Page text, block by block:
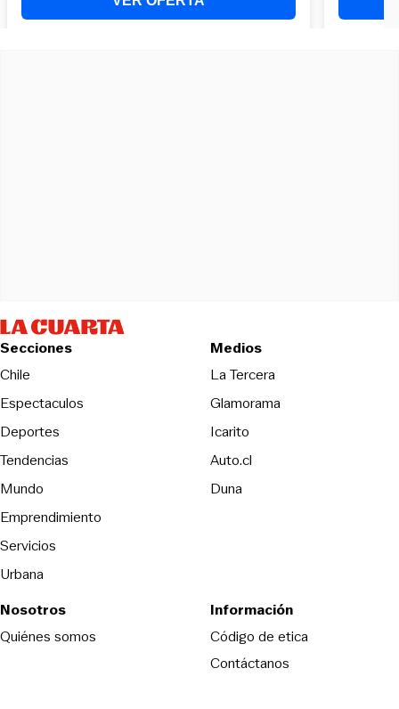
Secciones
Chile
Espectaculos
Deportes
Tendencias
Mundo
Emprendimiento
Servicios
Urbana
Medios
La TerceraOpens in new
Glamorama
Icarito
Auto.cl
DunaOpens in new window
Nosotros
Quiénes somos
Información
Código de eticaOpens in new
Contáctanos